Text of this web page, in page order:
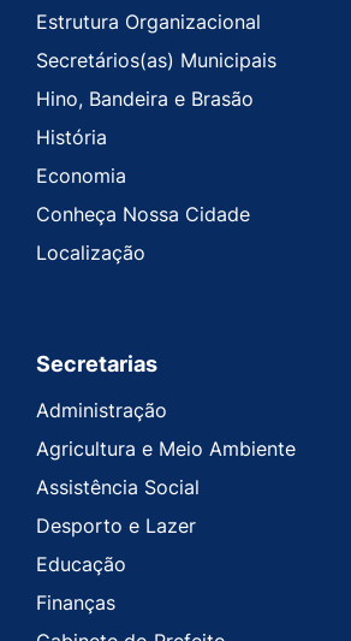
Estrutura Organizacional
Secretários(as) Municipais
Hino, Bandeira e Brasão
História
Economia
Conheça Nossa Cidade
Localização
Secretarias
Administração
Agricultura e Meio Ambiente
Assistência Social
Desporto e Lazer
Educação
Finanças